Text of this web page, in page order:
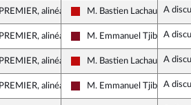
alinéa 1
La France insoumise -
M. Bastien Lachaud A
alinéa 1
Gauche Démocrate et
M. Emmanuel Tjibaou
A
alinéa 1
La France insoumise -
M. Bastien Lachaud A
alinéa 1
Gauche Démocrate et
M. Emmanuel Tjibaou
A